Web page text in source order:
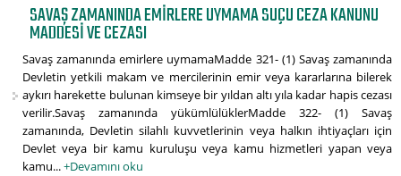
SAVAŞ ZAMANINDA EMIRLERE UYMAMA SUÇU CEZA KANUNU
MADDESI VE CEZASI
Savaş zamanında emirlere uymamaMadde 321- (1) Savaş zamanında
Devletin yetkili makam ve mercilerinin emir veya kararlarına bilerek
aykırı harekette bulunan kimseye bir yıldan altı yıla kadar hapis cezası
verilir.Savaş zamanında yükümlülüklerMadde 322- (1) Savaş
zamanında, Devletin silahlı kuvvetlerinin veya halkın ihtiyaçları için
Devlet veya bir kamu kuruluşu veya kamu hizmetleri yapan veya
kamu...+Devamını oku